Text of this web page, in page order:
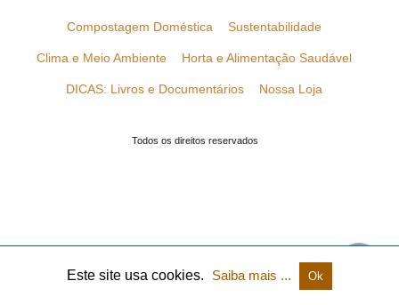
Compostagem Doméstica Sustentabilidade
Clima e Meio Ambiente Horta e Alimentação Saudável
DICAS: Livros e Documentários Nossa Loja
Todos os direitos reservados
Este site usa cookies. Saiba mais ... Ok